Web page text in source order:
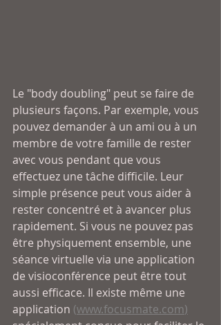
Le "body doubling" peut se faire de
plusieurs façons. Par exemple, vous
pouvez demander à un ami ou à un
membre de votre famille de rester
avec vous pendant que vous
effectuez une tâche difficile. Leur
simple présence peut vous aider à
rester concentré et à avancer plus
rapidement. Si vous ne pouvez pas
être physiquement ensemble, une
séance virtuelle via une application
de visioconférence peut être tout
aussi efficace. Il existe même une
application (www.focusmate.com)